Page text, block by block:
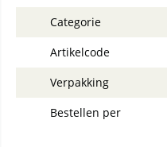
Categorie
Artikelcode
Verpakking
Bestellen per